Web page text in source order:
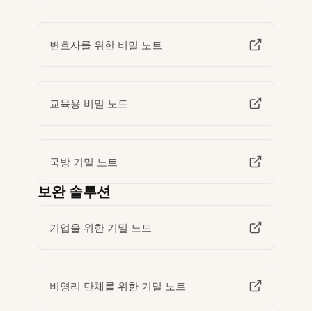
변호사를 위한 비밀 노트
교육용 비밀 노트
국방 기밀 노트
보완 솔루션
기업을 위한 기밀 노트
비영리 단체를 위한 기밀 노트